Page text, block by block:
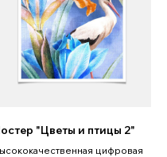
"Цветы и птицы 2"
цифровая